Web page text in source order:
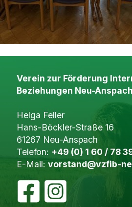
Verein zur Förderung
Beziehungen Neu-
Helga Feller
Hans-Böckler-Straße 16
61267 Neu-Anspach
Telefon: +49 (0) 1 60 / 78
E-Mail: vorstand@vzfib-